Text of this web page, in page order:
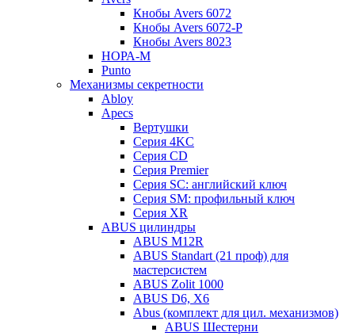
Кнобы Avers 6072
Кнобы Avers 6072-P
Кнобы Avers 8023
НОРА-М
Punto
Механизмы секретности
Abloy
Apecs
Вертушки
Серия 4KC
Серия CD
Серия Premier
Серия SC: английский ключ
Серия SM: профильный ключ
Серия XR
ABUS цилиндры
ABUS M12R
ABUS Standart (21 проф) для
мастерсистем
ABUS Zolit 1000
ABUS D6, X6
Abus (комплект для цил. механизмов)
ABUS Шестерни